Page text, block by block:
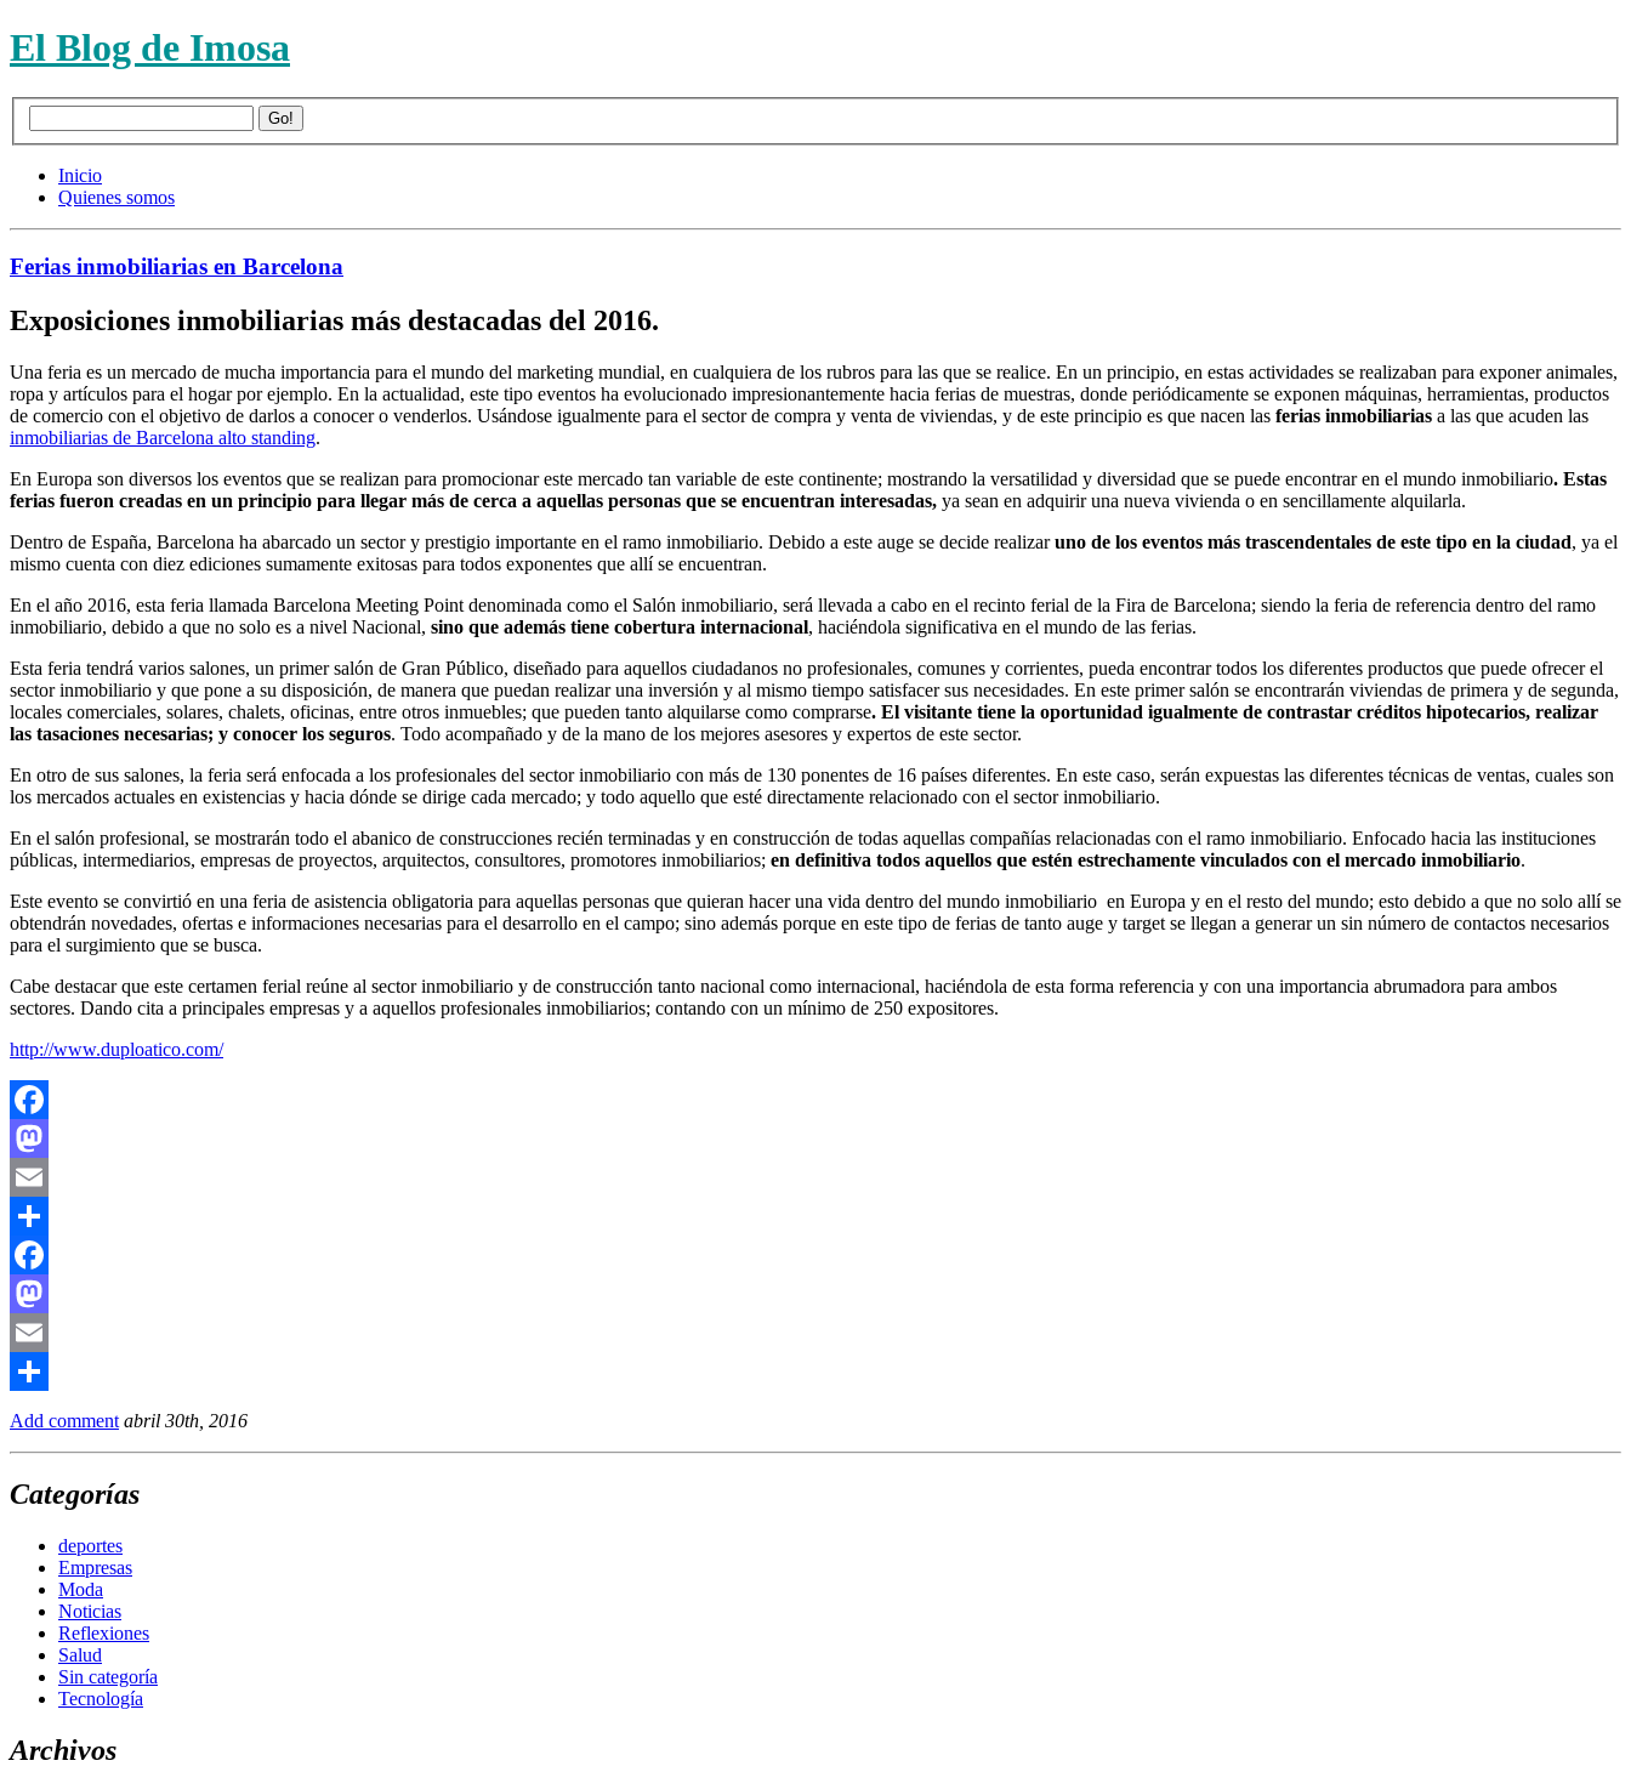
El Blog de Imosa
Inicio
Quienes somos
Ferias inmobiliarias en Barcelona
Exposiciones inmobiliarias más destacadas del 2016.
Una feria es un mercado de mucha importancia para el mundo del marketing mundial, en cualquiera de los rubros para las que se realice. En un principio, en estas actividades se realizaban para exponer animales,
ropa y artículos para el hogar por ejemplo. En la actualidad, este tipo eventos ha evolucionado impresionantemente hacia ferias de muestras, donde periódicamente se exponen máquinas, herramientas, productos
de comercio con el objetivo de darlos a conocer o venderlos. Usándose igualmente para el sector de compra y venta de viviendas, y de este principio es que nacen las ferias inmobiliarias a las que acuden las
inmobiliarias de Barcelona alto standing.
En Europa son diversos los eventos que se realizan para promocionar este mercado tan variable de este continente; mostrando la versatilidad y diversidad que se puede encontrar en el mundo inmobiliario. Estas
ferias fueron creadas en un principio para llegar más de cerca a aquellas personas que se encuentran interesadas, ya sean en adquirir una nueva vivienda o en sencillamente alquilarla.
Dentro de España, Barcelona ha abarcado un sector y prestigio importante en el ramo inmobiliario. Debido a este auge se decide realizaruno de los eventos más trascendentales de este tipo en la ciudad, ya el
mismo cuenta con diez ediciones sumamente exitosas para todos exponentes que allí se encuentran.
En el año 2016, esta feria llamada Barcelona Meeting Point denominada como el Salón inmobiliario, será llevada a cabo en el recinto ferial de la Fira de Barcelona; siendo la feria de referencia dentro del ramo
inmobiliario, debido a que no solo es a nivel Nacional, sino que además tiene cobertura internacional, haciéndola significativa en el mundo de las ferias.
Esta feria tendrá varios salones, un primer salón de Gran Público, diseñado para aquellos ciudadanos no profesionales, comunes y corrientes, pueda encontrar todos los diferentes productos que puede ofrecer el
sector inmobiliario y que pone a su disposición, de manera que puedan realizar una inversión y al mismo tiempo satisfacer sus necesidades. En este primer salón se encontrarán viviendas de primera y de segunda,
locales comerciales, solares, chalets, oficinas, entre otros inmuebles; que pueden tanto alquilarse como comprarse. El visitante tiene la oportunidad igualmente de contrastar créditos hipotecarios, realizar
las tasaciones necesarias; y conocer los seguros. Todo acompañado y de la mano de los mejores asesores y expertos de este sector.
En otro de sus salones, la feria será enfocada a los profesionales del sector inmobiliario con más de 130 ponentes de 16 países diferentes. En este caso, serán expuestas las diferentes técnicas de ventas, cuales son
los mercados actuales en existencias y hacia dónde se dirige cada mercado; y todo aquello que esté directamente relacionado con el sector inmobiliario.
En el salón profesional, se mostrarán todo el abanico de construcciones recién terminadas y en construcción de todas aquellas compañías relacionadas con el ramo inmobiliario. Enfocado hacia las instituciones
públicas, intermediarios, empresas de proyectos, arquitectos, consultores, promotores inmobiliarios; en definitiva todos aquellos que estén estrechamente vinculados con el mercado inmobiliario.
Este evento se convirtió en una feria de asistencia obligatoria para aquellas personas que quieran hacer una vida dentro del mundo inmobiliario en Europa y en el resto del mundo; esto debido a que no solo allí se
obtendrán novedades, ofertas e informaciones necesarias para el desarrollo en el campo; sino además porque en este tipo de ferias de tanto auge y target se llegan a generar un sin número de contactos necesarios
para el surgimiento que se busca.
Cabe destacar que este certamen ferial reúne al sector inmobiliario y de construcción tanto nacional como internacional, haciéndola de esta forma referencia y con una importancia abrumadora para ambos
sectores. Dando cita a principales empresas y a aquellos profesionales inmobiliarios; contando con un mínimo de 250 expositores.
http://www.duploatico.com/
Facebook
Mastodon
Email
Compartir
Facebook
Mastodon
Email
Compartir
Add comment abril 30th, 2016
Categorías
deportes
Empresas
Moda
Noticias
Reflexiones
Salud
Sin categoría
Tecnología
Archivos